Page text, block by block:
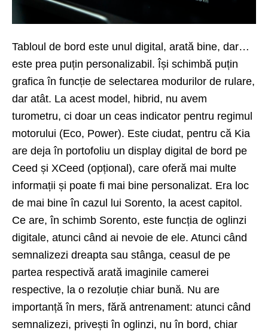
Tabloul de bord este unul digital, arată bine, dar…
este prea puțin personalizabil. Își schimbă puțin
grafica în funcție de selectarea modurilor de rulare,
dar atât. La acest model, hibrid, nu avem
turometru, ci doar un ceas indicator pentru regimul
motorului (Eco, Power). Este ciudat, pentru că Kia
are deja în portofoliu un display digital de bord pe
Ceed și XCeed (opțional), care oferă mai multe
informații și poate fi mai bine personalizat. Era loc
de mai bine în cazul lui Sorento, la acest capitol.
Ce are, în schimb Sorento, este funcția de oglinzi
digitale, atunci când ai nevoie de ele. Atunci când
semnalizezi dreapta sau stânga, ceasul de pe
partea respectivă arată imaginile camerei
respective, la o rezoluție chiar bună. Nu are
importanță în mers, fără antrenament: atunci când
semnalizezi, privești în oglinzi, nu în bord, chiar